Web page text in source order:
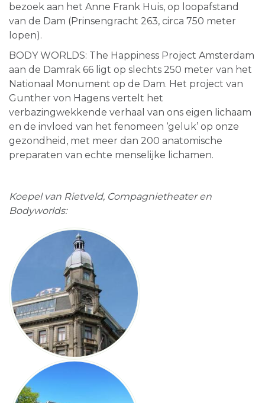
bezoek aan het Anne Frank Huis, op loopafstand
van de Dam (Prinsengracht 263, circa 750 meter
lopen).
BODY WORLDS: The Happiness Project Amsterdam
aan de Damrak 66 ligt op slechts 250 meter van het
Nationaal Monument op de Dam. Het project van
Gunther von Hagens vertelt het
verbazingwekkende verhaal van ons eigen lichaam
en de invloed van het fenomeen ‘geluk’ op onze
gezondheid, met meer dan 200 anatomische
preparaten van echte menselijke lichamen.
Koepel van Rietveld, Compagnietheater en
Bodyworlds: